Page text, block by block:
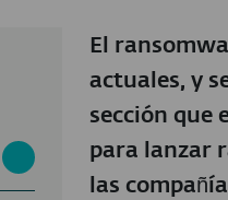
El
actuales, y
sección que
para lanzar
las